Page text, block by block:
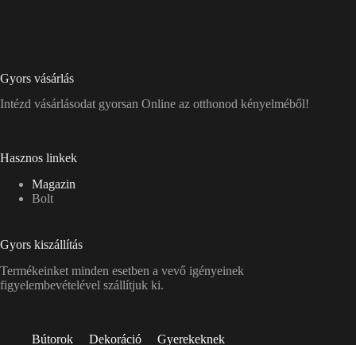
Gyors vásárlás
Intézd vásárlásodat gyorsan Online az otthonod kényelméből!
Hasznos linkek
Magazin
Bolt
Gyors kiszállítás
Termékeinket minden esetben a vevő igényeinek
figyelembevételével szállítjuk ki.
Bútorok Dekoráció Gyerekeknek